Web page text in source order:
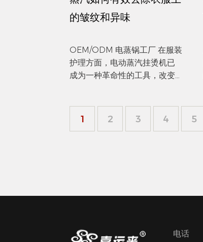
的皱纹和异味
OEM/ODM 电蒸锅工厂 在服装
护理方面，电动蒸汽挂烫机已
成为一种革命性的工具，改变
对精致的织物造成伤害，而电
1 2 3 4 5
电话